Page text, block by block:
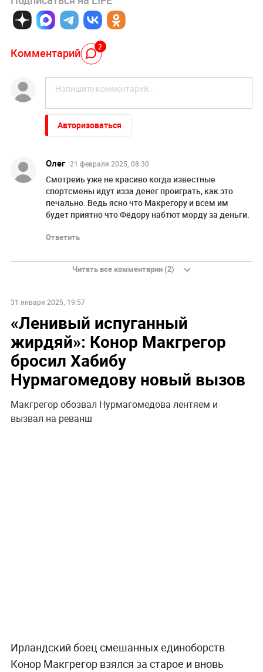
Комментарий 2
Авторизоваться
Олег 21 февраля 2025, 08:30
Смотреиь уже не красиво когда известные
спортсмены идут изза денег проиграть, как это
печально. Ведь ясно что Макрегору и всем им
будет приятно что Фёдору набтют морду за деньги.
Ответить
Читать все комментарии (2)
31 января 2025, 19:57
«Ленивый испуганный
жирдяй»: Конор Макгрегор
бросил Хабибу
Нурмагомедову новый вызов
Макгрегор обозвал Нурмагомедова лентяем и
вызвал на реванш
Ирландский боец смешанных единоборств
Конор Макгрегор взялся за старое и вновь